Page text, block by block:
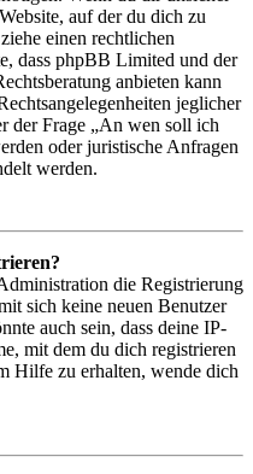
auf der du dich zu
einen rechtlichen
dass phpBB Limited und der
anbieten kann
jeglicher
der Frage „An wen soll ich
oder juristische Anfragen
werden.
die Registrierung
sich keine neuen Benutzer
auch sein, dass deine IP-
mit dem du dich registrieren
Hilfe zu erhalten, wende dich